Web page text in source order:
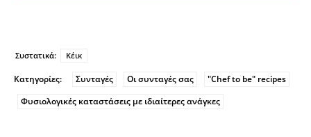
Συστατικά: Κέικ
Κατηγορίες: Συνταγές Οι συνταγές σας
"Chef to be" recipes
Φυσιολογικές καταστάσεις με ιδιαίτερες ανάγκες